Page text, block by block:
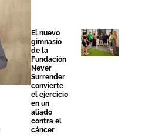
El nuevo
gimnasio
de la
Fundación
Never
Surrender
convierte
el ejercicio
en un
aliado
contra el
cáncer